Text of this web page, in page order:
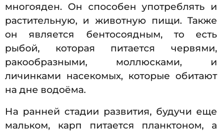
многояден. Он способен употреблять и
растительную, и животную пищи. Также
он является бентосоядным, то есть
рыбой, которая питается червями,
ракообразными, моллюсками, и
личинками насекомых, которые обитают
на дне водоёма.
На ранней стадии развития, будучи еще
мальком, карп питается планктоном, а